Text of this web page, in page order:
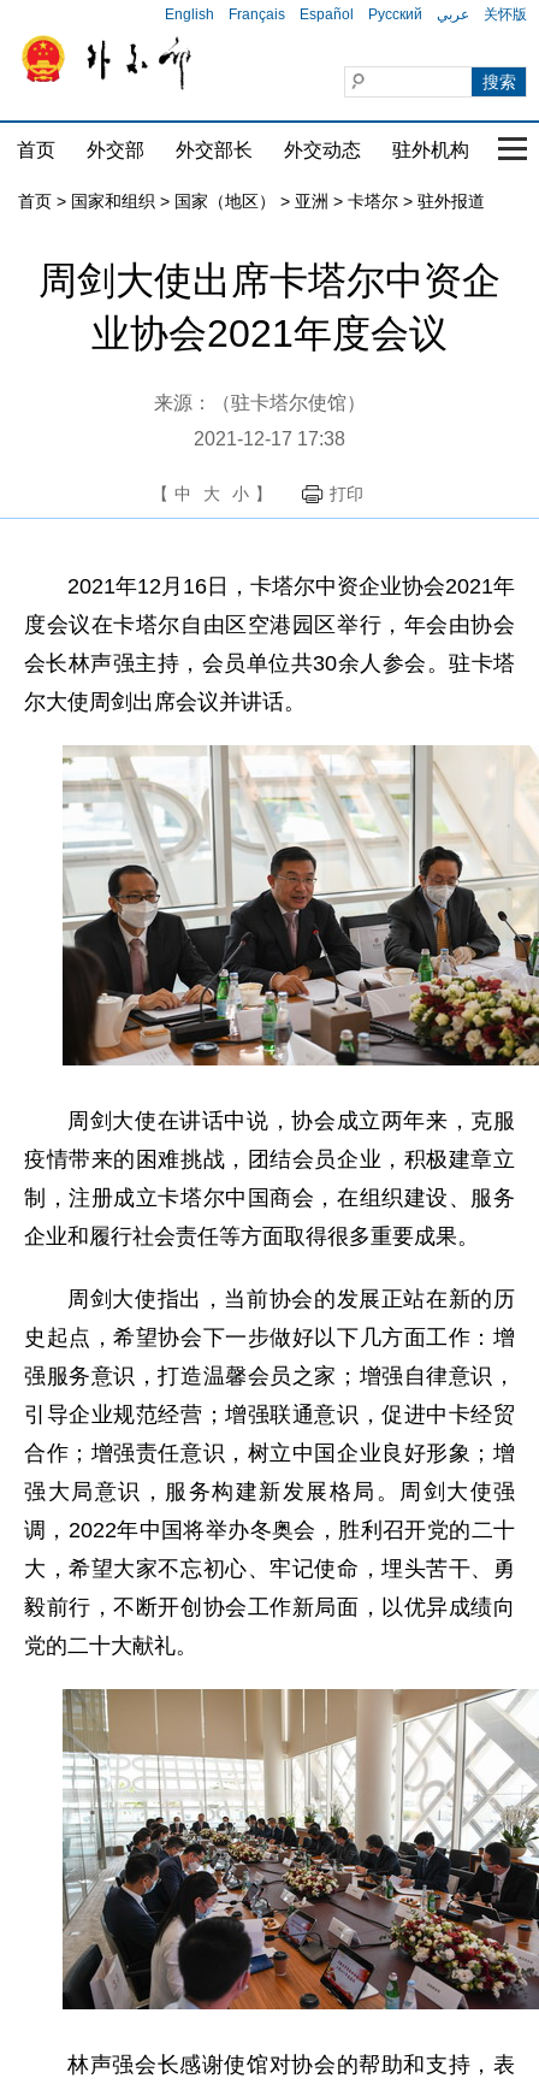
English Français Español Русский عربي 关怀版
首页 外交部 外交部长 外交动态 驻外机构 国
首页 > 国家和组织 > 国家（地区） > 亚洲 > 卡塔尔 > 驻外报道
周剑大使出席卡塔尔中资企
业协会2021年度会议
来源：（驻卡塔尔使馆）
2021-12-17 17:38
【 中 大 小 】 打印
2021年12月16日，卡塔尔中资企业协会2021年
度会议在卡塔尔自由区空港园区举行，年会由协会
会长林声强主持，会员单位共30余人参会。驻卡塔
尔大使周剑出席会议并讲话。
周剑大使在讲话中说，协会成立两年来，克服
疫情带来的困难挑战，团结会员企业，积极建章立
制，注册成立卡塔尔中国商会，在组织建设、服务
企业和履行社会责任等方面取得很多重要成果。
周剑大使指出，当前协会的发展正站在新的历
史起点，希望协会下一步做好以下几方面工作：增
强服务意识，打造温馨会员之家；增强自律意识，
引导企业规范经营；增强联通意识，促进中卡经贸
合作；增强责任意识，树立中国企业良好形象；增
强大局意识，服务构建新发展格局。周剑大使强
调，2022年中国将举办冬奥会，胜利召开党的二十
大，希望大家不忘初心、牢记使命，埋头苦干、勇
毅前行，不断开创协会工作新局面，以优异成绩向
党的二十大献礼。
林声强会长感谢使馆对协会的帮助和支持，表